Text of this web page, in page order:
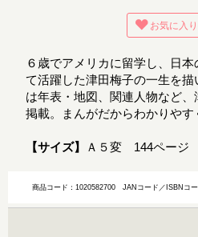
お気に入
６歳でアメリカに留学し、日
て活躍した津田梅子の一生を
は年表・地図、関連人物など
掲載。まんがだからわかりやす
【サイズ】 Ａ５変 144ページ
商品コード：1020582700JANコード／ISBNコ